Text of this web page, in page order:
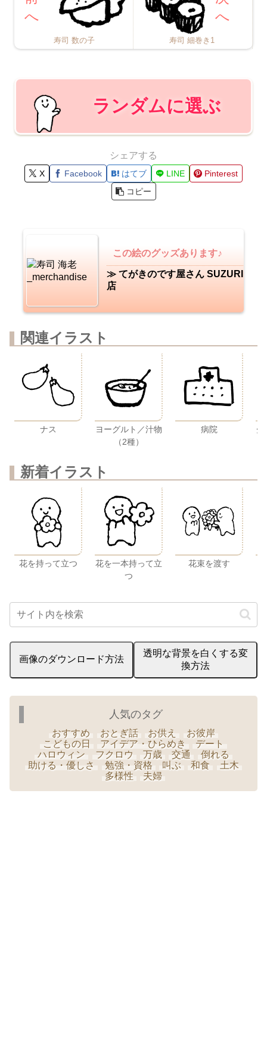
寿司 数の子 寿司 細巻き1
ランダムに選ぶ
シェアする
X Facebook はてブ LINE
Pinterest
コピー
この絵のグッズあります♪
≫ てがきのです屋さん SUZURI
店
関連イラスト
ナス
ヨーグルト／汁物
（2種）
病院 矢
新着イラスト
花を持って立つ
花を一本持って立
つ
花束を渡す
画像のダウンロード方法
透明な背景を白くする変
換方法
人気のタグ
おすすめ おとぎ話 お供え
お彼岸
こどもの日
アイデア・ひらめき
デート
ハロウィン
フクロウ 万歳 交通
倒れる
助ける・優しさ
勉強・資格 叫ぶ 和食
土木
多様性
夫婦